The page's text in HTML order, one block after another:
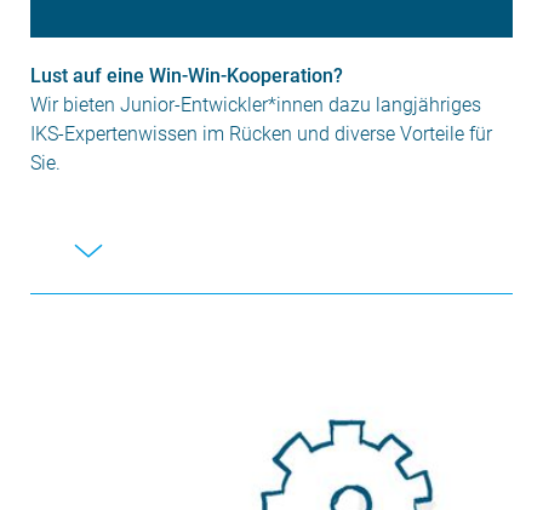
Lust auf eine Win-Win-Kooperation?
Wir bieten Junior-Entwickler*innen dazu langjähriges
IKS-Expertenwissen im Rücken und diverse Vorteile für
Sie.